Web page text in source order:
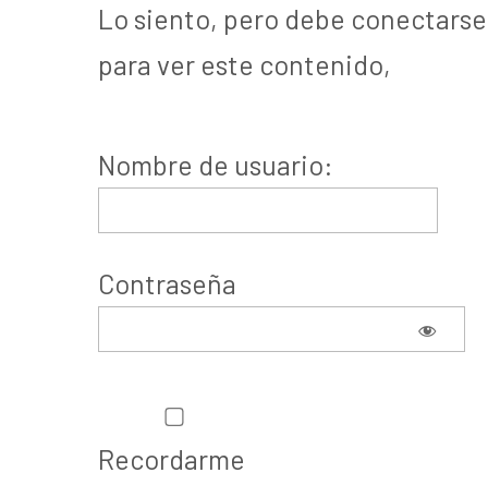
Lo siento, pero debe conectarse
para ver este contenido,
Nombre de usuario:
Contraseña
Recordarme